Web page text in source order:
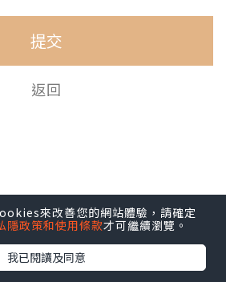
來改善您的網站體驗，請確定
隱政策和使用條款才可繼續瀏覽。
我已閱讀及同意
提交
返回